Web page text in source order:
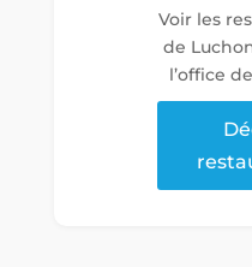
Voir les
de
l’office